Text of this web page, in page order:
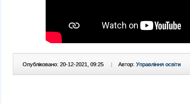
Опубліковано: 20-12-2021, 09:25 | Автор: Управління освіти